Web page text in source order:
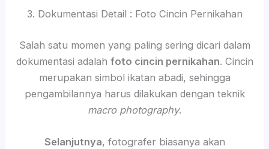
3. Dokumentasi Detail : Foto Cincin Pernikahan
Salah satu momen yang paling sering dicari dalam
dokumentasi adalah foto cincin pernikahan. Cincin
merupakan simbol ikatan abadi, sehingga
pengambilannya harus dilakukan dengan teknik
macro photography.
Selanjutnya, fotografer biasanya akan